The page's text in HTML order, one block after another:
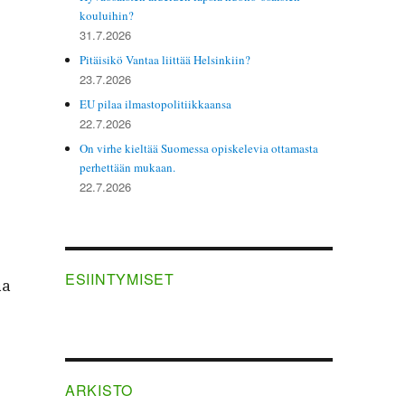
alka­nut kor­va­ta lain­vas­tais­es­ti sairaalois­sa
kouluihin?
31.7.2026
Pitäisikö Vantaa liittää Helsinkiin?
23.7.2026
EU pilaa ilmastopolitiikkaansa
22.7.2026
On virhe kieltää Suomessa opiskelevia ottamasta
perhettään mukaan.
22.7.2026
ESIINTYMISET
ARKISTO